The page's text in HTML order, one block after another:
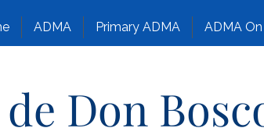
ADMA Primary ADMA ADMA
Don